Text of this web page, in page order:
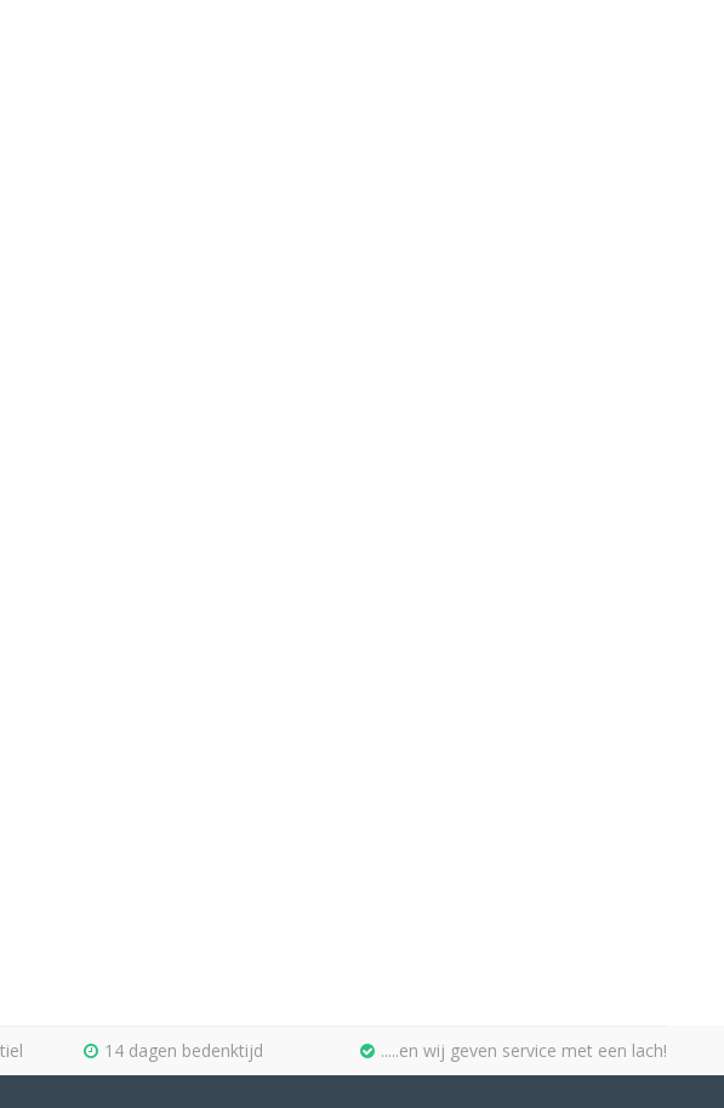
14 dagen bedenktijd .....en wij geven service met een lach!